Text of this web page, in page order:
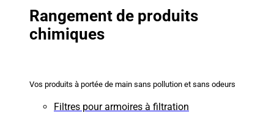
Rangement de produits
chimiques
Vos produits à portée de main sans pollution et sans odeurs
Filtres pour armoires à filtration